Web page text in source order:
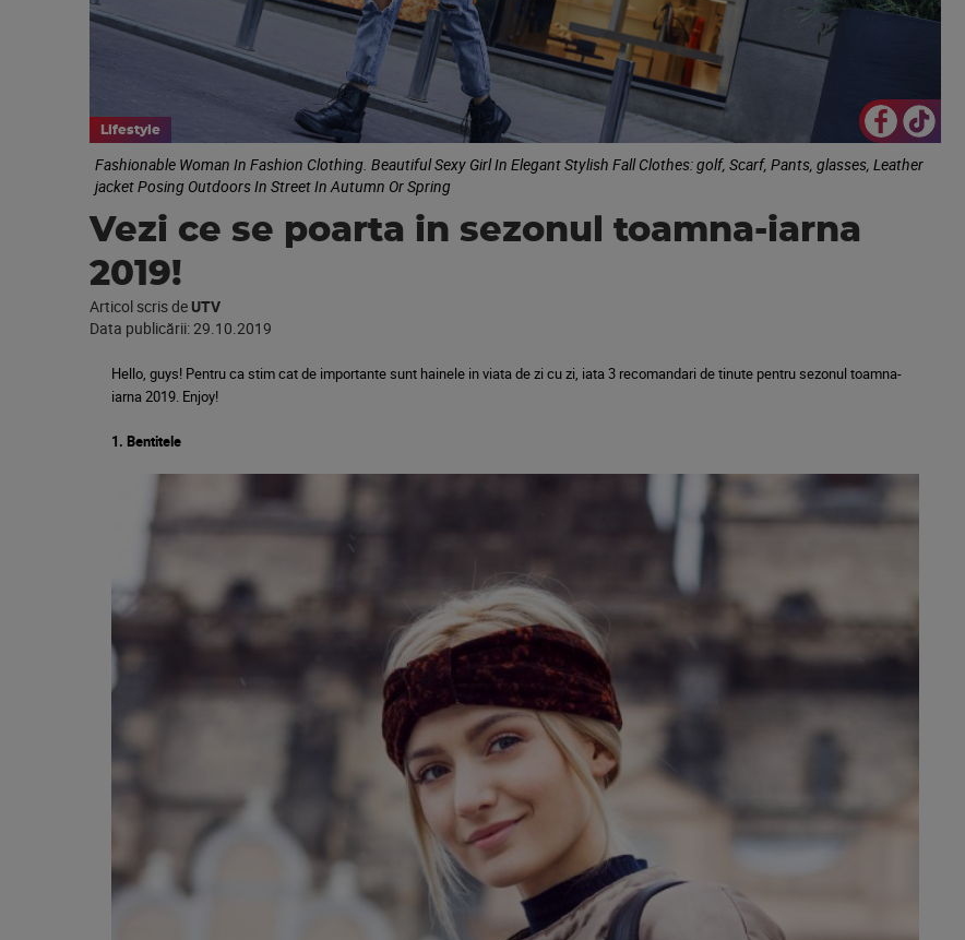
Lifestyle
Fashionable Woman In Fashion Clothing. Beautiful Sexy Girl In Elegant Stylish Fall Clothes: golf, Scarf, Pants, glasses, Leather
jacket Posing Outdoors In Street In Autumn Or Spring
Vezi ce se poarta in sezonul toamna-iarna
2019!
Articol scris de UTV
Data publicării:29.10.2019
Hello, guys! Pentru ca stim cat de importante sunt hainele in viata de zi cu zi, iata 3 recomandari de tinute pentru sezonul toamna-
iarna 2019. Enjoy!
1. Bentitele